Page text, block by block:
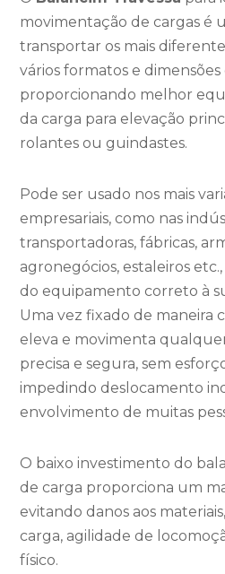
movimentação de cargas é
transportar os mais
vários formatos e
proporcionando melhor
da carga para elevação
rolantes ou guindastes.
Pode ser usado nos mais
empresariais, como nas
transportadoras, fábricas,
agronegócios, estaleiros
do equipamento correto à
Uma vez fixado de maneira
eleva e movimenta
precisa e segura, sem
impedindo deslocamento
envolvimento de muitas
O baixo investimento do
de carga proporciona um
evitando danos aos
carga, agilidade de
físico.